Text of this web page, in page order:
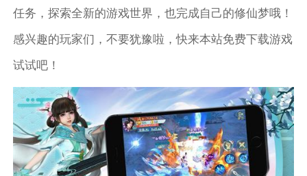
任务，探索全新的游戏世界，也完成自己的修仙梦哦！
感兴趣的玩家们，不要犹豫啦，快来本站免费下载游戏
试试吧！